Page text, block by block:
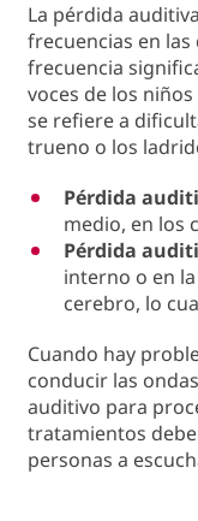
La pérdida
frecuencias en las
frecuencia
voces de los
se refiere a
trueno o los
Pérdida
medio, en los
Pérdida
interno o en
cerebro, lo
Cuando hay
conducir las
auditivo para
tratamientos
personas a